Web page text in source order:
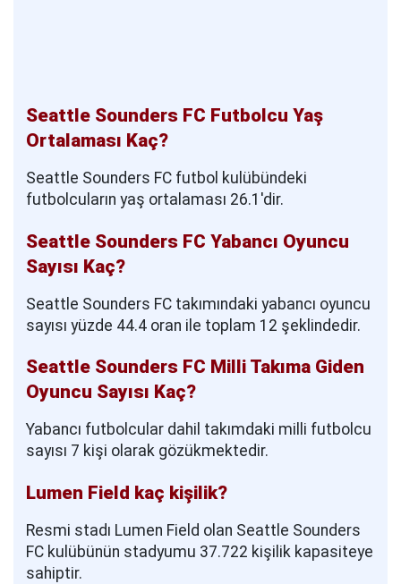
Seattle Sounders FC Futbolcu Yaş
Ortalaması Kaç?
Seattle Sounders FC futbol kulübündeki
futbolcuların yaş ortalaması 26.1'dir.
Seattle Sounders FC Yabancı Oyuncu
Sayısı Kaç?
Seattle Sounders FC takımındaki yabancı oyuncu
sayısı yüzde 44.4 oran ile toplam 12 şeklindedir.
Seattle Sounders FC Milli Takıma Giden
Oyuncu Sayısı Kaç?
Yabancı futbolcular dahil takımdaki milli futbolcu
sayısı 7 kişi olarak gözükmektedir.
Lumen Field kaç kişilik?
Resmi stadı Lumen Field olan Seattle Sounders
FC kulübünün stadyumu 37.722 kişilik kapasiteye
sahiptir.